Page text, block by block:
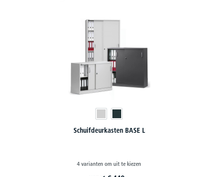
Schuifdeurkasten BASE L
4 varianten om uit te kiezen